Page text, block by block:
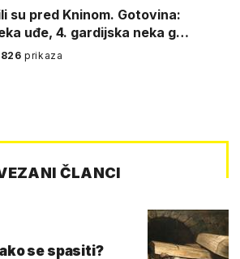
Gotovina:
uđe, 4. gardijska neka g…
prikaza
ČLANCI
se spasiti?